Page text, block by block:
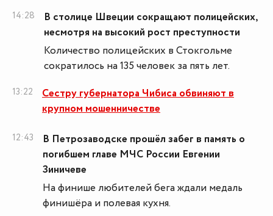
14:28
В столице Швеции сокращают полицейских,
несмотря на высокий рост преступности
Количество полицейских в Стокгольме
сократилось на 135 человек за пять лет.
13:22
Сестру губернатора Чибиса обвиняют в
крупном мошенничестве
12:43
В Петрозаводске прошёл забег в память о
погибшем главе МЧС России Евгении
Зиничеве
На финише любителей бега ждали медаль
финишёра и полевая кухня.